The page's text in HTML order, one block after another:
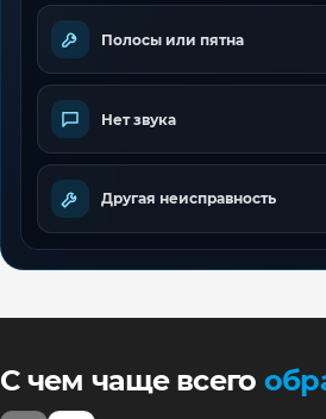
Полосы или пятна
Нет звука
Другая неисправность
С чем чаще всего